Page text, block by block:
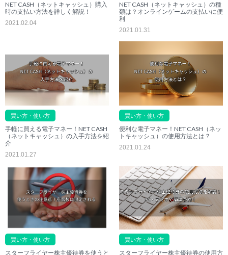
NET CASH（ネットキャッシュ）購入
時の支払い方法を詳しく解説！
2021.02.04
NET CASH（ネットキャッシュ）の種
類は？オンラインゲームの支払いに便
利
2021.01.31
買い方・使い方
手軽に買える電子マネー！NET CASH
（ネットキャッシュ）の入手方法を紹
介
2021.01.27
買い方・使い方
便利な電子マネー！NET CASH（ネッ
トキャッシュ）の使用方法とは？
2021.01.24
買い方・使い方
スターフライヤー株主優待券を使うと
買い方・使い方
スターフライヤー株主優待券の使用方